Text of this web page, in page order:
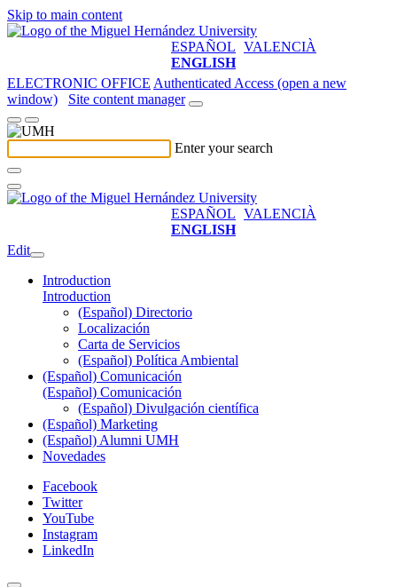
Skip to main content
ESPAÑOL VALENCIÀ
ENGLISH
ELECTRONIC OFFICE Authenticated Access (open a new
window)
Site content manager
Enter your search
ESPAÑOL VALENCIÀ
ENGLISH
Edit
Introduction
Introduction
(Español) Directorio
Localización
Carta de Servicios
(Español) Política Ambiental
(Español) Comunicación
(Español) Comunicación
(Español) Divulgación científica
(Español) Marketing
(Español) Alumni UMH
Novedades
Facebook
Twitter
YouTube
Instagram
LinkedIn